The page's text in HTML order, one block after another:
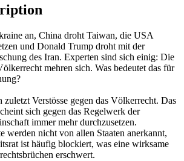
an, China droht Taiwan, die USA
und Donald Trump droht mit der
des Iran. Experten sind sich einig: Die
mehren sich. Was bedeutet das für
Verstösse gegen das Völkerrecht. Das
sich gegen das Regelwerk der
immer mehr durchzusetzen.
werden nicht von allen Staaten anerkannt,
ist häufig blockiert, was eine wirksame
erschwert.